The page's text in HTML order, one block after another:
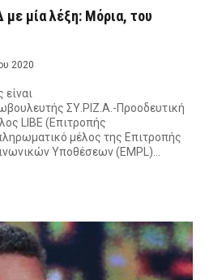
με μία λέξη: Μόρια, του
2020
ΣΥ.ΡΙΖ.Α.-Προοδευτική
LIBE (Επιτροπής
μέλος της Επιτροπής
Υποθέσεων (EMPL)…